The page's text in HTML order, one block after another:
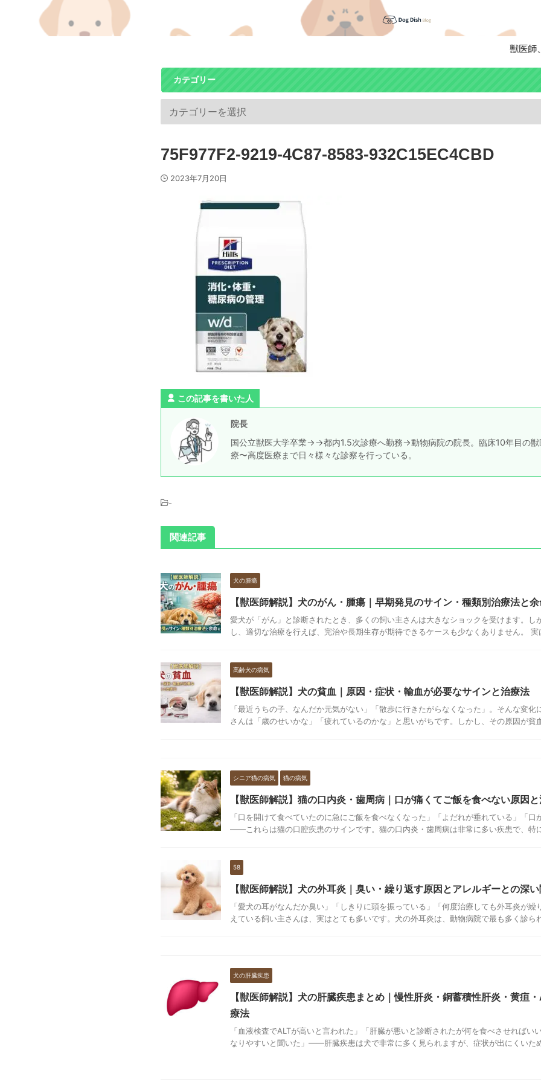
獣医師、
カテゴリー
75F977F2-9219-4C87-8583-932C15EC4CBD
2023年7月20日
この記事を書いた人
院長
国公立獣医大学卒業→→都内1.5次診療へ勤務→動物病院の院長。臨床10年目の獣
療〜高度医療まで日々様々な診察を行っている。
-
関連記事
犬の腫瘍
【獣医師解説】犬のがん・腫瘍｜早期発見のサイン・種類別治療法と
愛犬が「がん」と診断されたとき、多くの飼い主さんは大きなショックを受けます。し
し、適切な治療を行えば、完治や長期生存が期待できるケースも少なくありません。
高齢犬の病気
【獣医師解説】犬の貧血｜原因・症状・輸血が必要なサインと治療法
「最近うちの子、なんだか元気がない」「散歩に行きたがらなくなった」。そんな変化
さんは「歳のせいかな」「疲れているのかな」と思いがちです。しかし、その原因が貧
シニア猫の病気 猫の病気
【獣医師解説】猫の口内炎・歯周病｜口が痛くてご飯を食べない原因
「口を開けて食べていたのに急にご飯を食べなくなった」「よだれが垂れている」「口
——これらは猫の口腔疾患のサインです。猫の口内炎・歯周病は非常に多い疾患で、特
58
【獣医師解説】犬の外耳炎｜臭い・繰り返す原因とアレルギーとの深
「愛犬の耳がなんだか臭い」「しきりに頭を振っている」「何度治療しても外耳炎が
えている飼い主さんは、実はとても多いです。犬の外耳炎は、動物病院で最も多く診ら
犬の肝臓疾患
【獣医師解説】犬の肝臓疾患まとめ｜慢性肝炎・銅蓄積性肝炎・黄疸
療法
「血液検査でALTが高いと言われた」「肝臓が悪いと診断されたが何を食べさせればい
なりやすいと聞いた」——肝臓疾患は犬で非常に多く見られますが、症状が出にくいた